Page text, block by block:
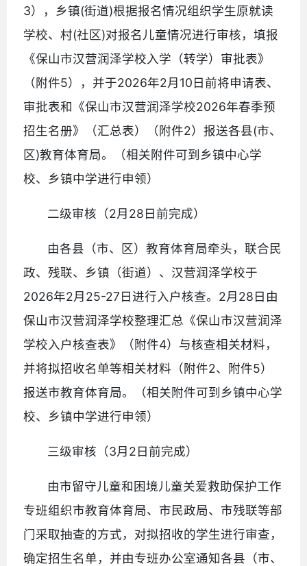
3），乡镇(街道)根据报名情况组织学生原就读
学校、村(社区)对报名儿童情况进行审核，填报
《保山市汉营润泽学校入学（转学）审批表》
（附件5），并于2026年2月10日前将申请表、
审批表和《保山市汉营润泽学校2026年春季预
招生名册》（汇总表）（附件2）报送各县(市、
区)教育体育局。（相关附件可到乡镇中心学
校、乡镇中学进行申领）
二级审核（2月28日前完成）
由各县（市、区）教育体育局牵头，联合民
政、残联、乡镇（街道）、汉营润泽学校于
2026年2月25-27日进行入户核查。2月28日由
保山市汉营润泽学校整理汇总《保山市汉营润泽
学校入户核查表》（附件4）与核查相关材料，
并将拟招收名单等相关材料（附件2、附件5）
报送市教育体育局。（相关附件可到乡镇中心学
校、乡镇中学进行申领）
三级审核（3月2日前完成）
由市留守儿童和困境儿童关爱救助保护工作
专班组织市教育体育局、市民政局、市残联等部
门采取抽查的方式，对拟招收的学生进行审查，
确定招生名单，并由专班办公室通知各县（市、